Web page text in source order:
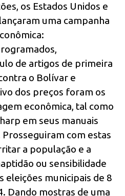
os Estados Unidos e
uma campanha
de artigos de primeira
o Bolívar e
dos preços foram os
econômica, tal como
em seus manuais
Prosseguiram com estas
a população e a
ou sensibilidade
eleições municipais de 8
Dando mostras de uma